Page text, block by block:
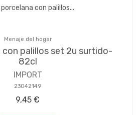
Menaje del hogar
con palillos set 2u surtido-
82cl
IMPORT
23042149
9,45 €